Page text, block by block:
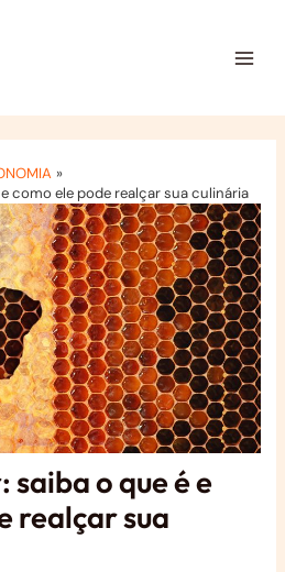
como ele pode realçar sua culinária
o que é e
realçar sua